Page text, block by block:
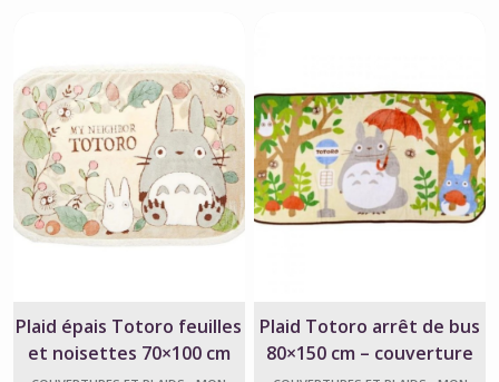
Plaid épais Totoro feuilles
et noisettes 70×100 cm
Plaid Totoro arrêt de bus
80×150 cm – couverture